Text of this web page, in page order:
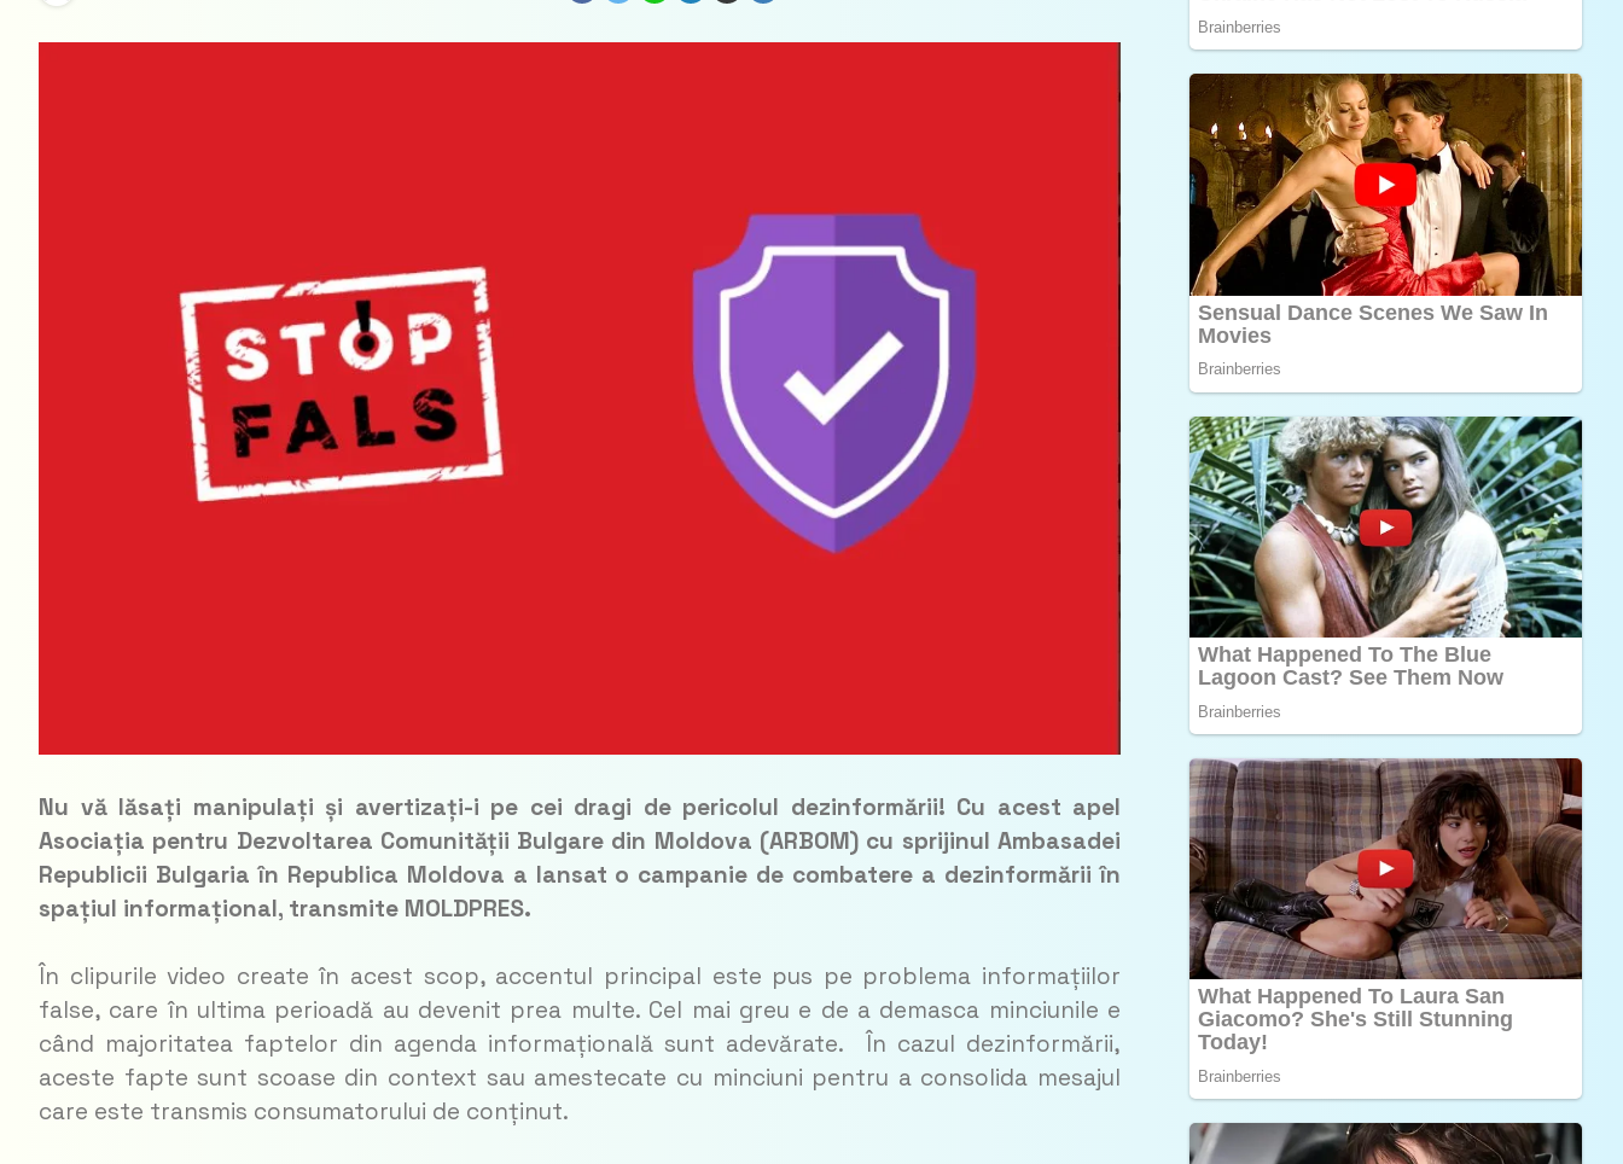
Nu vă lăsați manipulați și avertizați-i pe cei dragi de pericolul dezinformării! Cu acest apel
Asociația pentru Dezvoltarea Comunității Bulgare din Moldova (ARBOM) cu sprijinul Ambasadei
Republicii Bulgaria în Republica Moldova a lansat o campanie de combatere a dezinformării în
spațiul informațional, transmite MOLDPRES.
În clipurile video create în acest scop, accentul principal este pus pe problema informațiilor
false, care în ultima perioadă au devenit prea multe. Cel mai greu e de a demasca minciunile e
când majoritatea faptelor din agenda informațională sunt adevărate. În cazul dezinformării,
aceste fapte sunt scoase din context sau amestecate cu minciuni pentru a consolida mesajul
care este transmis consumatorului de conținut.